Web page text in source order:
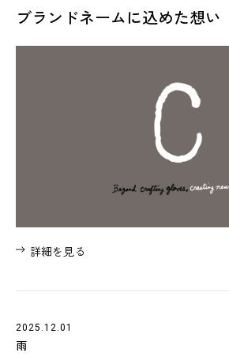
ブランドネームに込めた想い
詳細を見る
2025.12.01
雨